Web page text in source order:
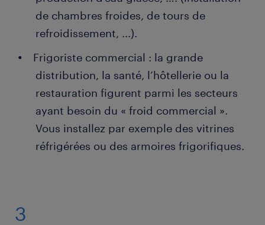
de chambres froides, de tours de
refroidissement, ...).
Frigoriste commercial : la grande
distribution, la santé, l’hôtellerie ou la
restauration figurent parmi les secteurs
ayant besoin du « froid commercial ».
Vous installez par exemple des vitrines
réfrigérées ou des armoires frigorifiques.
3